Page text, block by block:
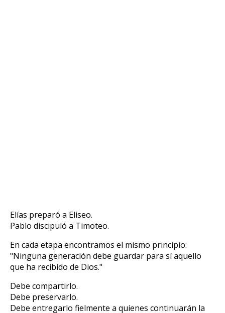
Elías preparó a Eliseo.
Pablo discipuló a Timoteo.
En cada etapa encontramos el mismo principio:
"Ninguna generación debe guardar para sí aquello
que ha recibido de Dios."
Debe compartirlo.
Debe preservarlo.
Debe entregarlo fielmente a quienes continuarán la